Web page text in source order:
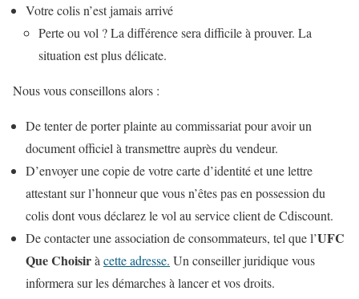
Votre colis n’est jamais arrivé
Perte ou vol ? La différence sera difficile à prouver. La
situation est plus délicate.
Nous vous conseillons alors :
De tenter deporter plainte au commissariatpour avoir un
document officiel à transmettre auprès du vendeur.
D’envoyer une copie de votre carte d’identité etune lettre
attestant sur l’honneurque vous n’êtes pas en possession du
colis dont vous déclarez le vol au service client de Cdiscount.
De contacter une association de consommateurs, tel que l’UFC
Que Choisirà cette adresse. Un conseiller juridique vous
informera sur les démarches à lancer et vos droits.